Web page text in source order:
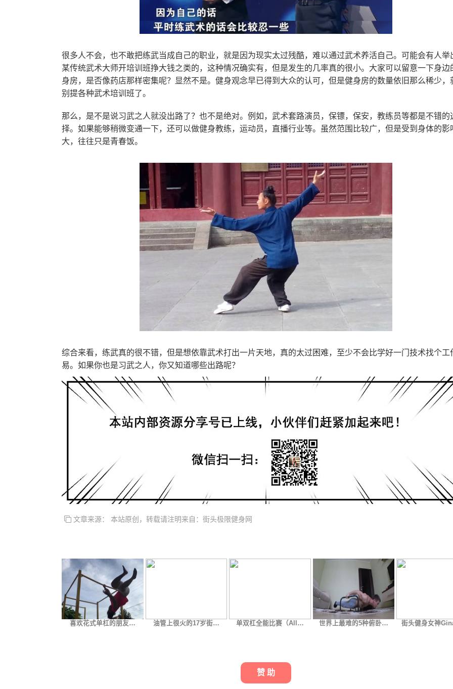
很多人不会，也不敢把练武当成自己的职业，就是因为现实太过残酷，难以通过武术养活自己。可能会有人举
某传统武术大师开培训班挣大钱之类的，这种情况确实有，但是发生的几率真的很小。大家可以留意一下身边
身房，是否像药店那样密集呢？显然不是。健身观念早已得到大众的认可，但是健身房的数量依旧那么稀少，
别提各种武术培训班了。
那么，是不是说习武之人就没出路了？也不是绝对。例如，武术套路演员，保镖，保安，教练员等都是不错的
择。如果能够稍微变通一下，还可以做健身教练，运动员，直播行业等。虽然范围比较广，但是受到身体的影
大，往往只是青春饭。
综合来看，练武真的很不错，但是想依靠武术打出一片天地，真的太过困难，至少不会比学好一门技术找个工
易。如果你也是习武之人，你又知道哪些出路呢？
文章来源： 本站原创，转载请注明来自：街头极限健身网
喜欢花式单杠的朋友… 油管上很火的17岁街… 单双杠全能比赛（All… 世界上最难的5种俯卧… 街头健身女神
赞 助